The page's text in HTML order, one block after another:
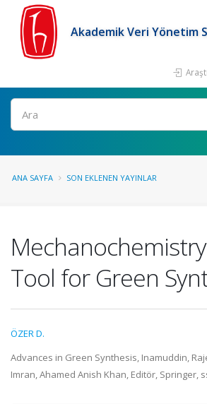
Akademik Veri Yönetim
Ara
ANA SAYFA SON EKLENEN YAYINLAR
Tool for Green
ÖZER D.
Advances in Green Synthesis, Inamuddin,
Imran, Ahamed Anish Khan, Editör, Springer,